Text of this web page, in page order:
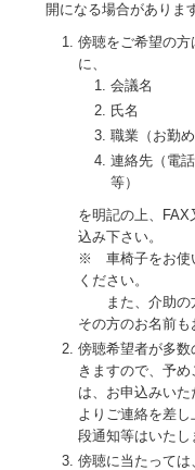
開になる場合がありま
傍聴をご希望の方
に、
会議名
氏名
職業（お勤
連絡先（電
等）
を明記の上、FAX
込み下さい。
※ 車椅子をお使
ください。
また、介助の方
その方のお名前も
傍聴希望者が多
きますので、予
は、お申込みい
よりご連絡を差
段通知等はいたし
傍聴に当たって